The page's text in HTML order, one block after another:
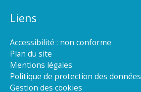
Liens
Accessibilité : non conforme
Plan du site
Mentions légales
Politique de protection des données
Gestion des cookies